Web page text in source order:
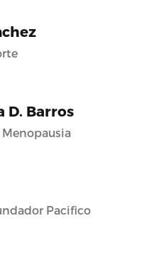
D. Barros
Pacifico